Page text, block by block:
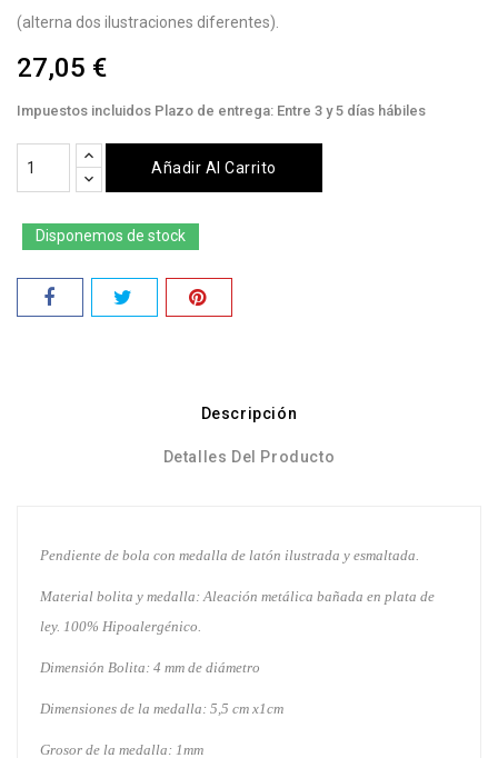
(alterna dos ilustraciones diferentes).
27,05 €
Impuestos incluidos Plazo de entrega: Entre 3 y 5 días hábiles
Añadir Al Carrito
Disponemos de stock
Descripción
Detalles Del Producto
Pendiente de bola con medalla de latón ilustrada y esmaltada.
Material bolita y medalla: Aleación metálica bañada en plata de
ley. 100% Hipoalergénico.
Dimensión Bolita: 4 mm de diámetro
Dimensiones de la medalla: 5,5 cm x1cm
Grosor de la medalla: 1mm